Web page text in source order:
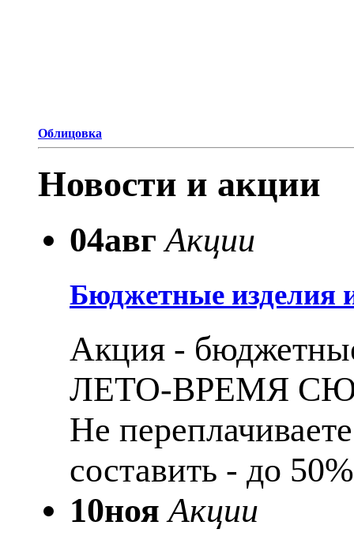
Облицовка
Новости и акции
04авг Акции
Бюджетные изделия
Акция -
ЛЕТО-ВРЕМЯ
Не
составить - до
10ноя Акции